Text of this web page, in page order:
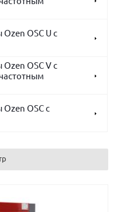
OSC U с
OSC V с
OSC с